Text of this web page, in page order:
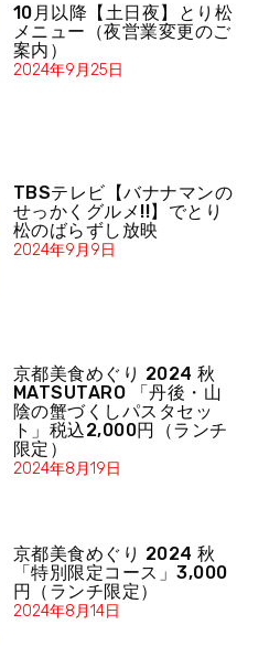
10月以降【土日夜】とり松
メニュー（夜営業変更のご
案内）
2024年9月25日
TBSテレビ【バナナマンの
せっかくグルメ!!】でとり
松のばらずし放映
2024年9月9日
京都美食めぐり 2024 秋
MATSUTARO 「丹後・山
陰の蟹づくしパスタセッ
ト」税込2,000円（ランチ
限定）
2024年8月19日
京都美食めぐり 2024 秋
「特別限定コース」3,000
円（ランチ限定）
2024年8月14日